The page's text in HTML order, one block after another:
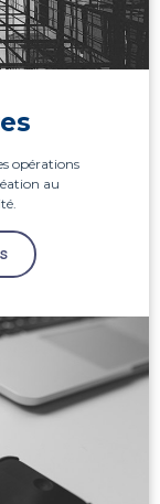
opérations
au